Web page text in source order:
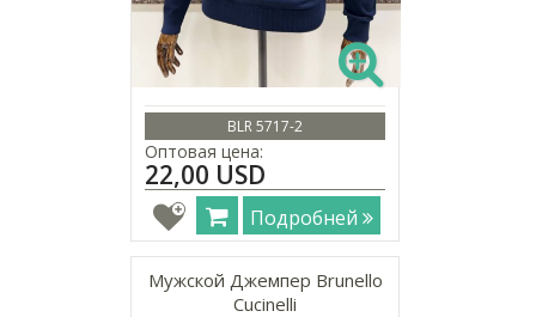
BLR 5717-2
Оптовая цена:
22,00 USD
Подробней
Мужской Джемпер Brunello
Cucinelli